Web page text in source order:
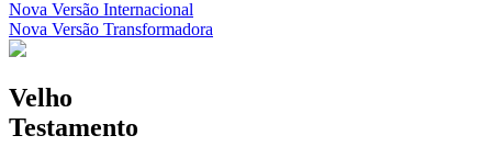
Nova Versão Internacional
Nova Versão Transformadora
Velho
Testamento